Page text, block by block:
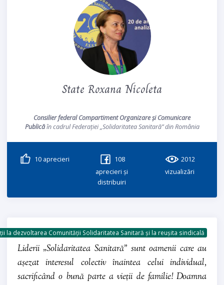
State Roxana Nicoleta
Consilier federal Compartiment Organizare și Comunicare
Publicăîn cadrul Federației „Solidaritatea Sanitară” din România
10aprecieri
108
aprecieri și
distribuiri
2012
vizualizări
la dezvoltarea Comunității Solidaritatea Sanitară și la reușita sindicală
Liderii „Solidaritatea Sanitară” sunt oamenii care au
așezat interesul colectiv înaintea celui individual,
sacrificând o bună parte a vieții de familie! Doamna